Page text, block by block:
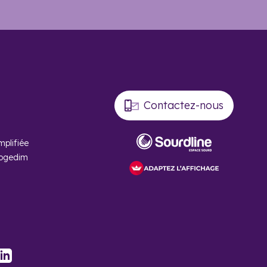
?
d’un
Contactez-nous
LinkedIn